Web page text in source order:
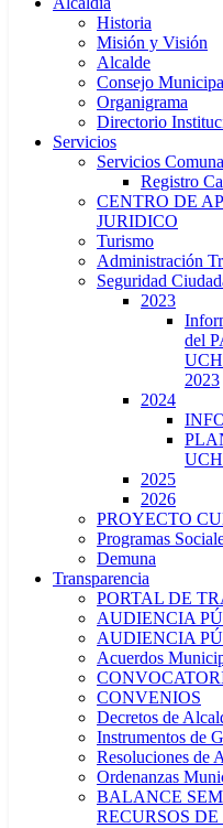
Historia
Misión y Visión
Alcalde
Consejo
Organigrama
Directorio
Servicios
Servicios
Registro
CENTRO DE
JURIDICO
Turismo
Administración
Seguridad
2023
del
2023
2024
2025
2026
PROYECTO
Programas
Demuna
Transparencia
PORTAL DE
AUDIENCIA
AUDIENCIA
Acuerdos
CONVENIOS
Decretos de
Instrumentos de
Resoluciones de
Ordenanzas
BALANCE
RECURSOS